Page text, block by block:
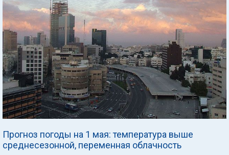
Прогноз погоды на 1 мая: температура выше
среднесезонной, переменная облачность